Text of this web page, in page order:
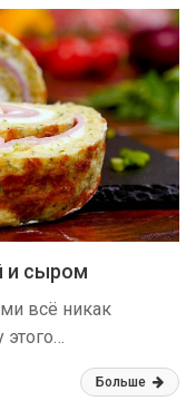
и сыром
всё никак
этого…
Больше